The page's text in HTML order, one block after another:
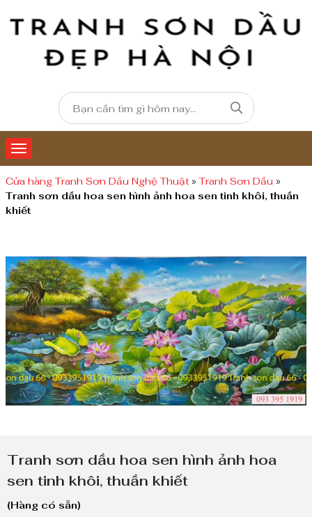
Cửa hàng Tranh Sơn Dầu Nghệ Thuật »Tranh Sơn Dầu »
Tranh sơn dầu hoa sen hình ảnh hoa sen tinh khôi, thuần
khiết
Tranh sơn dầu hoa sen hình ảnh hoa
sen tinh khôi, thuần khiết
(Hàng có sẵn)